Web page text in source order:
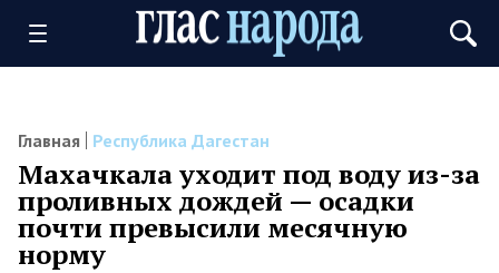
Главная Республика Дагестан
Махачкала уходит под воду из-за
проливных дождей — осадки
почти превысили месячную
норму